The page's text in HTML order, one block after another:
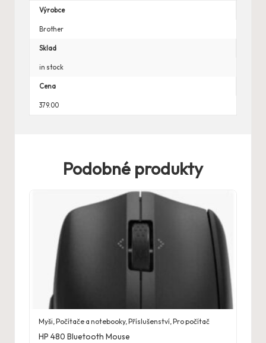
Výrobce
Brother
Sklad
in stock
Cena
379.00
Podobné produkty
Myši ,Počítače a notebooky,Příslušenství ,Pro počítač
HP 480 Bluetooth Mouse